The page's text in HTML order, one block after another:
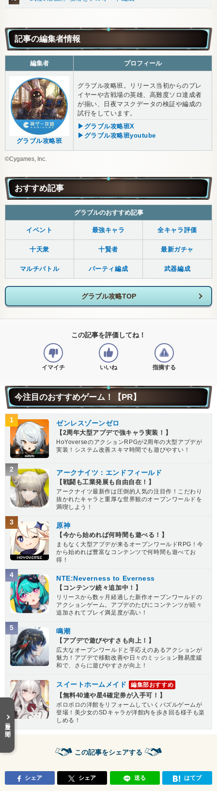
記事の編集者情報
編集者 プロフィール
グラブル攻略班
グラブル攻略班。リリース当初からのプレ
イヤーや古戦場の英雄、高難度ソロ達成者
が揃い、日夜マスクデータの検証や編成の
試行をしています。
▶グラブル攻略班X
▶グラブル攻略班youtube
©Cygames, Inc.
おすすめ記事
グラブルのおすすめ記事
イベント 最強キャラ 全キャラ評価
十天衆 十賢者 最新ガチャ
マルチバトル パーティ編成 武器編成
グラブル攻略TOP
この記事を評価してね！
イマイチ いいね 指摘する
今注目のおすすめゲーム！【PR】
1 ゼンレスゾーンゼロ
【2周年大型アプデで強キャラ実装！】
HoYoverseのアクションRPGが2周年の大型アプデが
実装！システム改善スキマ時間でも遊びやすい！
2 アークナイツ：エンドフィールド
【戦闘も工業発展も自由自在！】
アークナイツ最新作は圧倒的人気の注目作！こだわり
抜かれたキャラと重厚な世界観のオープンワールドを
満喫しよう！
3 原神
【今から始めれば何時間も遊べる！】
まもなく大型アプデが来るオープンワールドRPG！今
から始めれば豊富なコンテンツで何時間も遊べてお
得！
4 NTE:Neverness to Everness
【コンテンツ続々追加中！】
リリースから数ヶ月経過した新作オープンワールドの
アクションゲーム。アプデのたびにコンテンツが続々
追加されてプレイ満足度が高い！
5 鳴潮
【アプデで遊びやすさも向上！】
広大なオープンワールドと手応えのあるアクションが
魅力！アプデで移動改善や日々のミッション難易度緩
和で、さらに遊びやすさが向上！
スイートホームメイド 編集部おすすめ
【無料40連や星4確定券が入手可！】
ボロボロの洋館をリフォームしていくパズルゲームが
登場！美少女のSDキャラが洋館内を歩き回る様子も楽
しめる！
この記事をシェアする
シェア シェア 送る はてブ
目次を開く